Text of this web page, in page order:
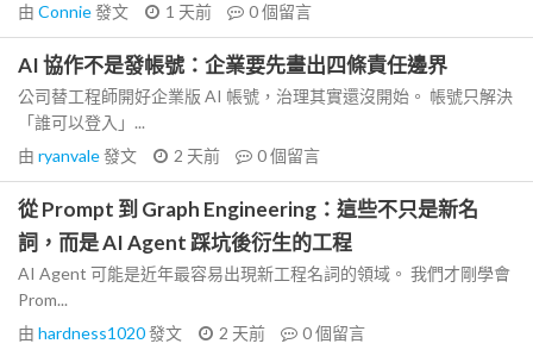
由 Connie發文 1 天前 0個留言
AI 協作不是發帳號：企業要先畫出四條責任邊界
公司替工程師開好企業版 AI 帳號，治理其實還沒開始。 帳號只解決
「誰可以登入」...
由 ryanvale發文 2 天前 0個留言
從 Prompt 到 Graph Engineering：這些不只是新名
詞，而是 AI Agent 踩坑後衍生的工程
AI Agent 可能是近年最容易出現新工程名詞的領域。 我們才剛學會
Prom...
由 hardness1020發文 2 天前 0個留言